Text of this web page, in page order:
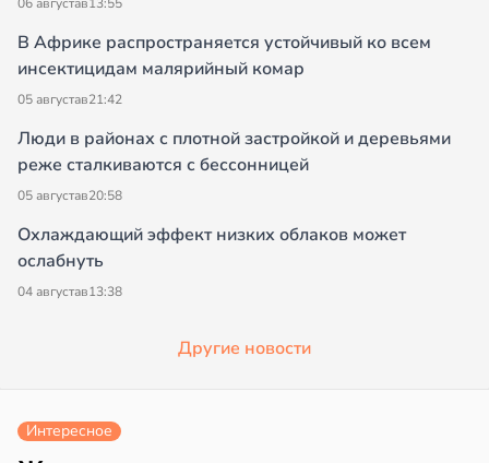
В Африке распространяется устойчивый ко всем
инсектицидам малярийный комар
05 августав21:42
Люди в районах с плотной застройкой и деревьями
реже сталкиваются с бессонницей
05 августав20:58
Охлаждающий эффект низких облаков может
ослабнуть
04 августав13:38
Другие новости
Интересное